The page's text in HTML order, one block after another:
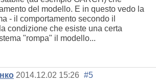
del modello. E in questo vedo la
- il comportamento secondo il
condizione che esiste una certa
"rompa" il modello...
2014.12.02 15:26 #5